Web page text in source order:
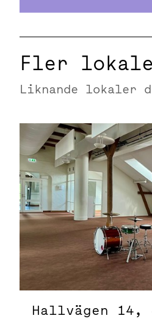
Fler
Liknande lokaler
Hallvägen 14 | 484 Kvm